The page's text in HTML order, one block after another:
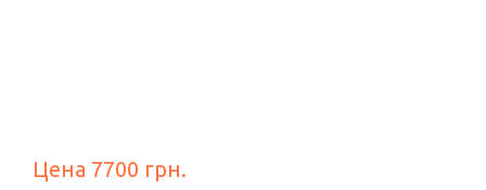
Цена 7700 грн.